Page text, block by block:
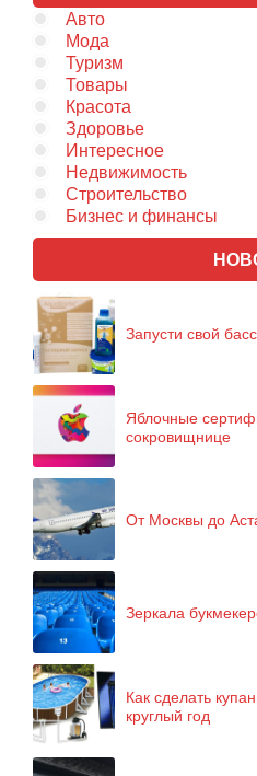
Авто
Мода
Туризм
Товары
Красота
Здоровье
Интересное
Недвижимость
Строительство
Бизнес и финансы
Запусти свой
Яблочные
сокровищнице
От Москвы до
Зеркала
Как сделать
круглый год